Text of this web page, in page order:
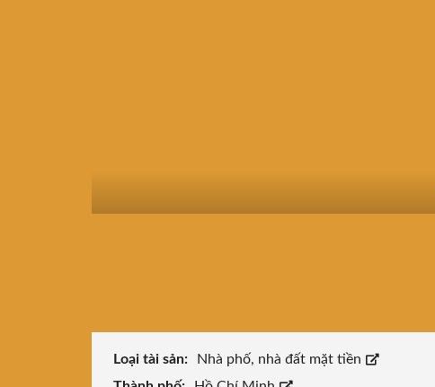
Loại tài sản: Nhà phố, nhà đất mặt tiền